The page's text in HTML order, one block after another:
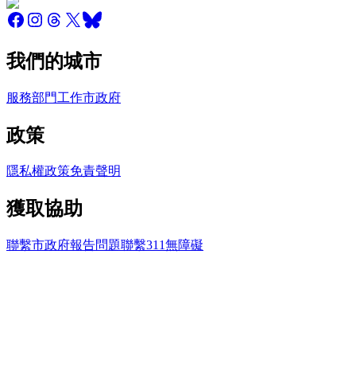
我們的城市
服務部門工作市政府
政策
隱私權政策免責聲明
獲取協助
聯繫市政府報告問題聯繫311無障礙